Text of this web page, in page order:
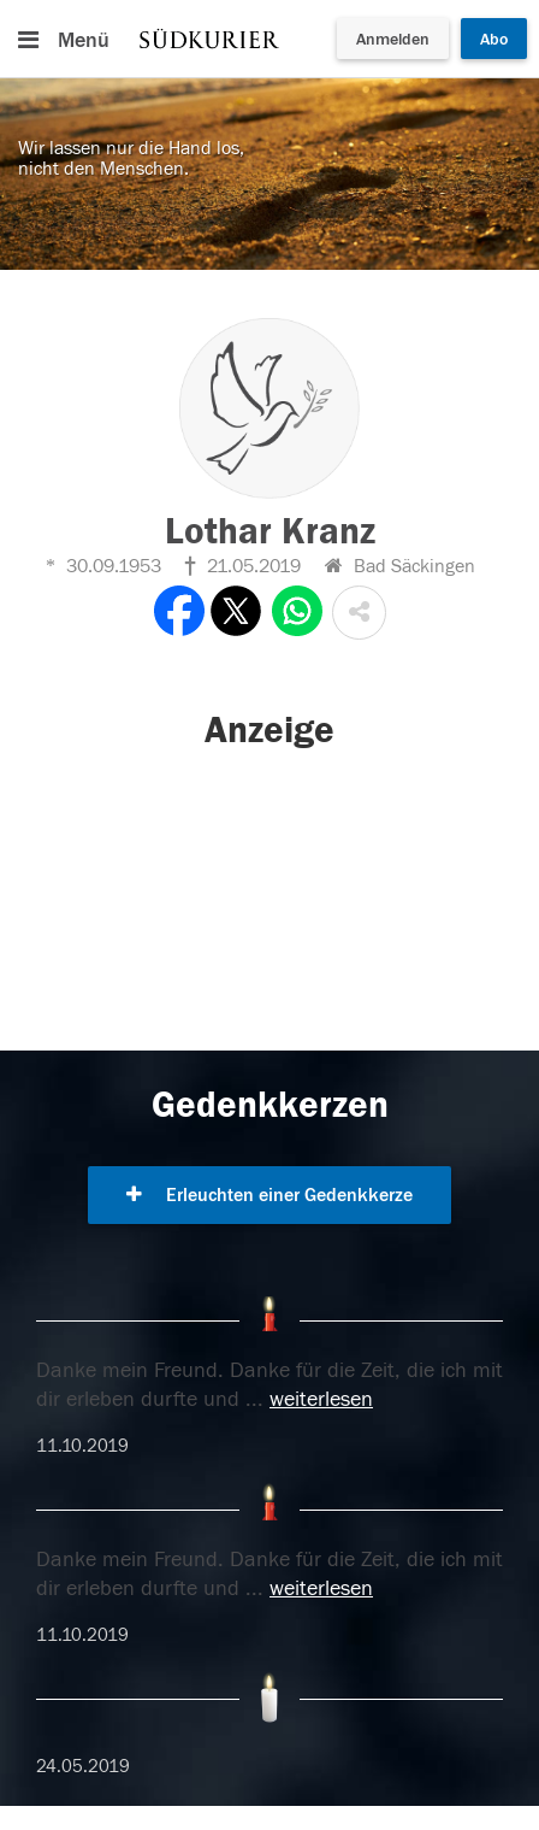
Menü Anmelden Abo
Wir lassen nur die Hand los,
nicht den Menschen.
Lothar Kranz
30.09.1953 21.05.2019 Bad Säckingen
Anzeige
Gedenkkerzen
Erleuchten einer Gedenkkerze
Danke mein Freund. Danke für die Zeit, die ich mit
dir erleben durfte und ... weiterlesen
11.10.2019
Danke mein Freund. Danke für die Zeit, die ich mit
dir erleben durfte und ... weiterlesen
11.10.2019
24.05.2019